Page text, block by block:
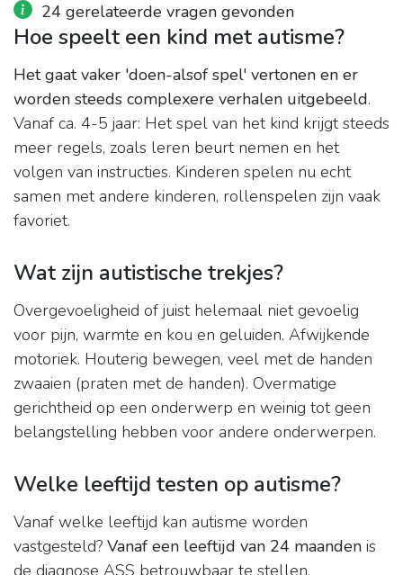
24 gerelateerde vragen gevonden
Hoe speelt een kind met autisme?
Het gaat vaker 'doen-alsof spel' vertonen en er
worden steeds complexere verhalen uitgebeeld.
Vanaf ca. 4-5 jaar: Het spel van het kind krijgt steeds
meer regels, zoals leren beurt nemen en het
volgen van instructies. Kinderen spelen nu echt
samen met andere kinderen, rollenspelen zijn vaak
favoriet.
Wat zijn autistische trekjes?
Overgevoeligheid of juist helemaal niet gevoelig
voor pijn, warmte en kou en geluiden. Afwijkende
motoriek. Houterig bewegen, veel met de handen
zwaaien (praten met de handen). Overmatige
gerichtheid op een onderwerp en weinig tot geen
belangstelling hebben voor andere onderwerpen.
Welke leeftijd testen op autisme?
Vanaf welke leeftijd kan autisme worden
vastgesteld? Vanaf een leeftijd van 24 maanden is
de diagnose ASS betrouwbaar te stellen.